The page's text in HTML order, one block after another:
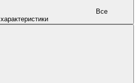
характеристики